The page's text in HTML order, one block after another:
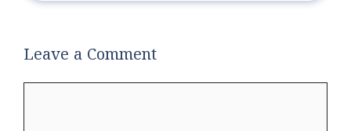
Leave a Comment